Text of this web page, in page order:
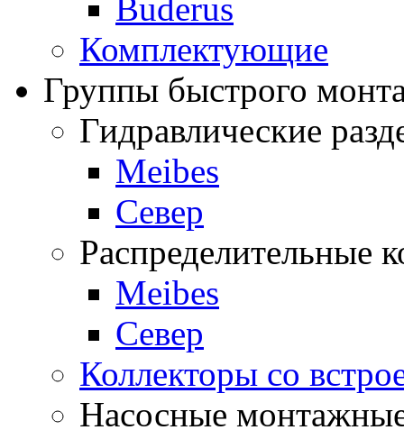
Buderus
Комплектующие
Группы быстрого
Гидравлические
Meibes
Север
Распределительные
Meibes
Север
Коллекторы со
Насосные